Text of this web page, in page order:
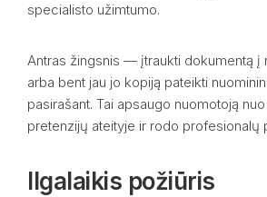
specialisto užimtumo.
Antras žingsnis — įtraukti dokumentą į
arba bent jau jo kopiją pateikti
pasirašant. Tai apsaugo nuomotoją
pretenzijų ateityje ir rodo profesionalų
Ilgalaikis požiūris